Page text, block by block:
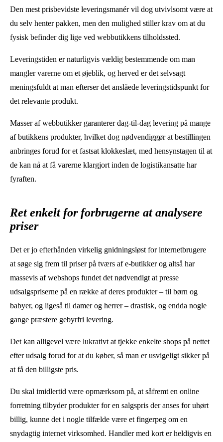
Den mest prisbevidste leveringsmanér vil dog utvivlsomt være at
du selv henter pakken, men den mulighed stiller krav om at du
fysisk befinder dig lige ved webbutikkens tilholdssted.
Leveringstiden er naturligvis vældig bestemmende om man
mangler varerne om et øjeblik, og herved er det selvsagt
meningsfuldt at man efterser det anslåede leveringstidspunkt for
det relevante produkt.
Masser af webbutikker garanterer dag-til-dag levering på mange
af butikkens produkter, hvilket dog nødvendiggør at bestillingen
anbringes forud for et fastsat klokkeslæt, med hensynstagen til at
de kan nå at få varerne klargjort inden de logistikansatte har
fyraften.
Ret enkelt for forbrugerne at analysere
priser
Det er jo efterhånden virkelig gnidningsløst for internetbrugere
at søge sig frem til priser på tværs af e-butikker og altså har
massevis af webshops fundet det nødvendigt at presse
udsalgspriserne på en række af deres produkter – til børn og
babyer, og ligeså til damer og herrer – drastisk, og endda nogle
gange præstere gebyrfri levering.
Det kan alligevel være lukrativt at tjekke enkelte shops på nettet
efter udsalg forud for at du køber, så man er usvigeligt sikker på
at få den billigste pris.
Du skal imidlertid være opmærksom på, at såfremt en online
forretning tilbyder produkter for en salgspris der anses for uhørt
billig, kunne det i nogle tilfælde være et fingerpeg om en
snydagtig internet virksomhed. Handler med kort er heldigvis en